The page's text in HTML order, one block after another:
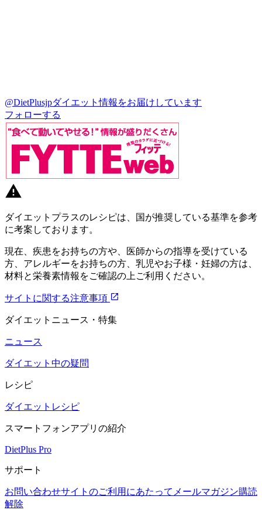
@DietPlusjpダイエット情報をお届けしています
フォローする
ダイエットプラスのレシピは、国が推奨している基準を参考
に考案しております。
現在、疾患をお持ちの方や、医師からの指導を受けている
方、アレルギーをお持ちの方、乳児やお子様・妊婦の方は、
材料と栄養素情報をご確認の上ご利用ください。
サイトに関する注意事項
ダイエットニュース・特集
ニュース
ダイエット中の疑問
レシピ
ダイエットレシピ
スマートフォンアプリの紹介
DietPlus Pro
サポート
お問い合わせサイトのご利用にあたって メールマガジン購読
解除